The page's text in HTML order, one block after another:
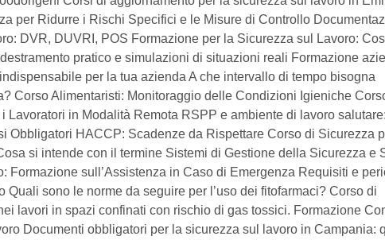
per Ridurre i Rischi Specifici e le Misure di Controllo
DVR, DUVRI, POS Formazione per la Sicurezza sul Lavoro:
pratico e simulazioni di situazioni reali Formazione
per la tua azienda A che intervallo di tempo bisogna
Corso Alimentaristi: Monitoraggio delle Condizioni Igieniche
Lavoratori in Modalità Remota RSPP e ambiente di lavoro
Obbligatori HACCP: Scadenze da Rispettare Corso di Sicurezza
si intende con il termine Sistemi di Gestione della Sicurezza e
Formazione sull’Assistenza in Caso di Emergenza Requisiti e
sono le norme da seguire per l’uso dei fitofarmaci? Corso di
lavori in spazi confinati con rischio di gas tossici. Formazione
Documenti obbligatori per la sicurezza sul lavoro in Campania: